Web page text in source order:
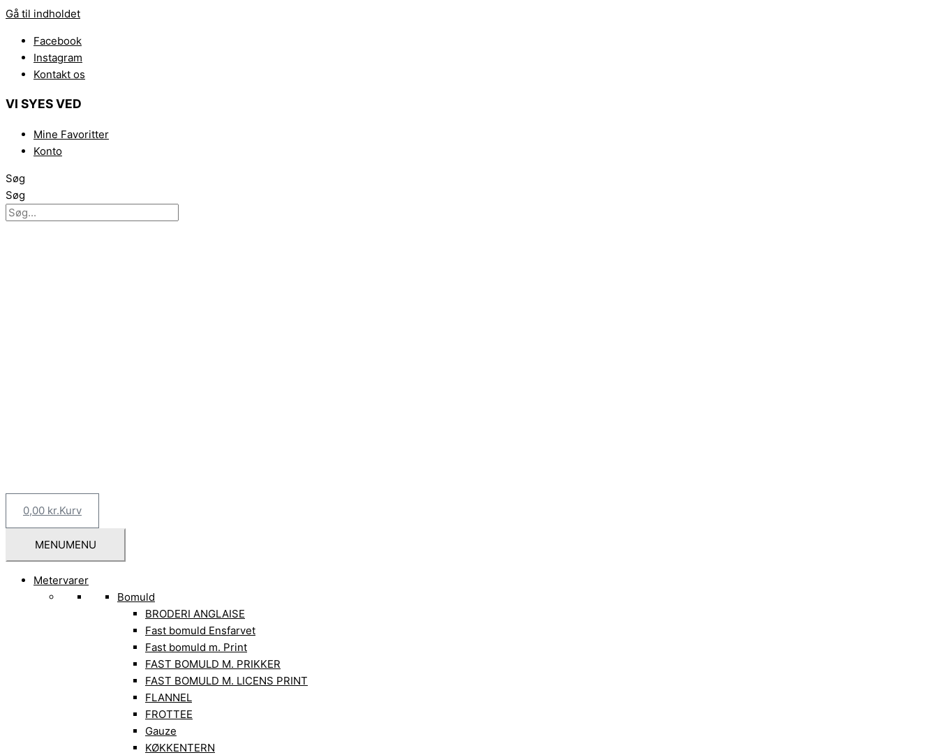
Gå til indholdet
Facebook
Instagram
Kontakt os
VI SYES VED
Mine Favoritter
Konto
Søg
Søg
0,00 kr.Kurv
MENUMENU
Metervarer
Bomuld
BRODERI ANGLAISE
Fast bomuld Ensfarvet
Fast bomuld m. Print
FAST BOMULD M. PRIKKER
FAST BOMULD M. LICENS PRINT
FLANNEL
FROTTEE
Gauze
KØKKENTERN